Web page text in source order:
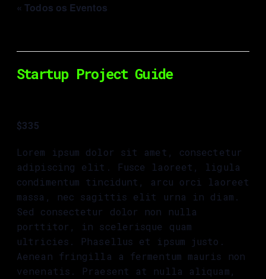
« Todos os Eventos
Startup Project Guide
$335
Lorem ipsum dolor sit amet, consectetur
adipiscing elit. Fusce laoreet, ligula
condimentum tincidunt, arcu orci laoreet
massa, nec sagittis elit urna in diam.
Sed consectetur dolor non nulla
porttitor, in scelerisque quam
ultricies. Phasellus et ipsum justo.
Aenean fringilla a fermentum mauris non
venenatis. Praesent at nulla aliquam,